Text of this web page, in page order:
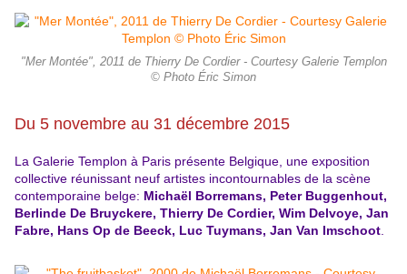
"Mer Montée", 2011 de Thierry De Cordier - Courtesy Galerie Templon
© Photo Éric Simon
Du 5 novembre au 31 décembre 2015
La Galerie Templon à Paris présente Belgique, une exposition
collective réunissant neuf artistes incontournables de la scène
contemporaine belge: Michaël Borremans, Peter Buggenhout,
Berlinde De Bruyckere, Thierry De Cordier, Wim Delvoye, Jan
Fabre, Hans Op de Beeck, Luc Tuymans, Jan Van Imschoot